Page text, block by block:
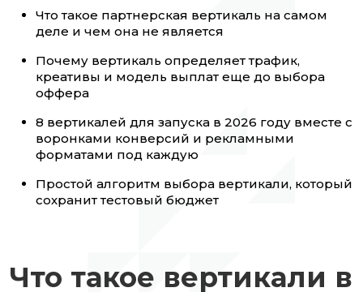
Что такое партнерская вертикаль на самом
деле и чем она не является
Почему вертикаль определяет трафик,
креативы и модель выплат еще до выбора
оффера
8 вертикалей для запуска в 2026 году вместе с
воронками конверсий и рекламными
форматами под каждую
Простой алгоритм выбора вертикали, который
сохранит тестовый бюджет
Что такое вертикали в